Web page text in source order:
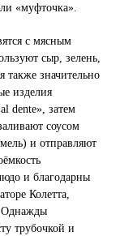
«муфточка».
с мясным
сыр, зелень,
также значительно
изделия
dente», затем
соусом
и отправляют
и благодарны
Колетта,
Однажды
трубочкой и